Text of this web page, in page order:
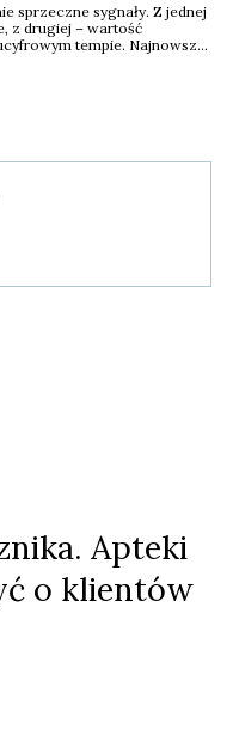
sprzeczne sygnały. Z jednej
z drugiej – wartość
tempie. Najnowsze
Apteki
o klientów